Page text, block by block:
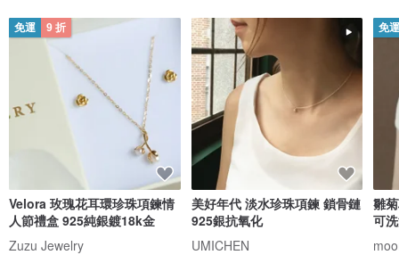
免運 9 折
Velora 玫瑰花耳環珍珠項鍊情
人節禮盒 925純銀鍍18k金
Zuzu Jewelry
美好年代 淡水珍珠項鍊 鎖骨鏈
925銀抗氧化
UMICHEN
免
雛
可